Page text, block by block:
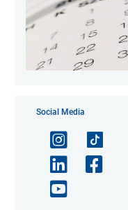
Social Media